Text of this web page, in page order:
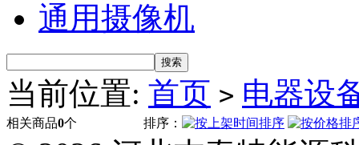
通用摄像机
当前位置: 首页 > 电器设
相关商品0个 排序：